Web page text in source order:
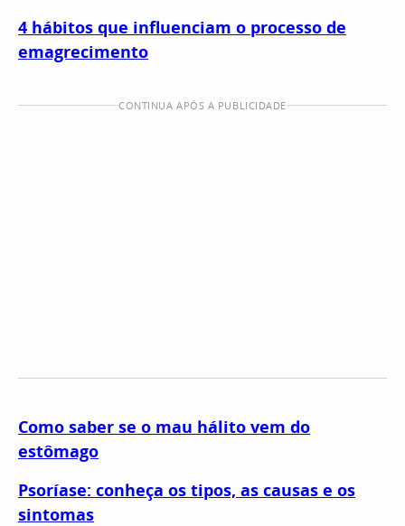
4 hábitos que influenciam o processo de
emagrecimento
CONTINUA APÓS A PUBLICIDADE
Como saber se o mau hálito vem do
estômago
Psoríase: conheça os tipos, as causas e os
sintomas